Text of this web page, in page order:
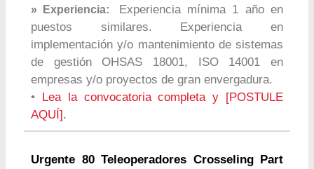
» Experiencia:
Experiencia mínima 1 año en
puestos similares. Experiencia en
implementación y/o mantenimiento de sistemas
de gestión OHSAS 18001, ISO 14001 en
empresas y/o proyectos de gran envergadura.
•
Lea la convocatoria completa y [POSTULE
AQUÍ].
Urgente 80 Teleoperadores Crosseling Part